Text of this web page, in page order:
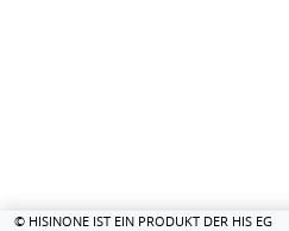
© HISINONE IST EIN PRODUKT DER HIS EG